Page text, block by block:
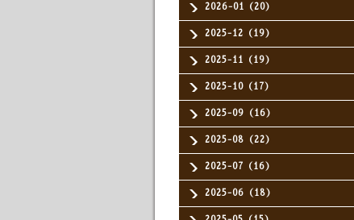
2026-01（20）
2025-12（19）
2025-11（19）
2025-10（17）
2025-09（16）
2025-08（22）
2025-07（16）
2025-06（18）